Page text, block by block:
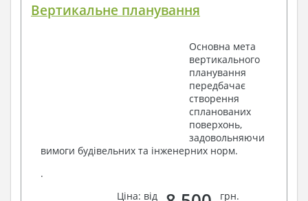
Вертикальне планування
Основна мета
вертикального
планування
передбачає
створення
спланованих
поверхонь,
задовольняючи
вимоги будівельних та інженерних норм.
.
Ціна: від
грн.